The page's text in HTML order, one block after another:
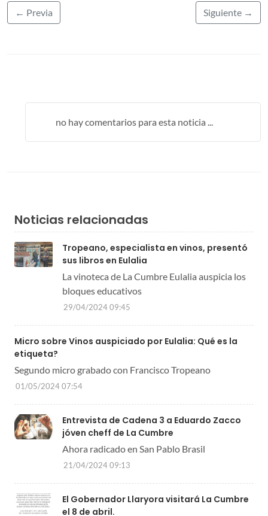
← Previa Siguiente →
no hay comentarios para esta noticia ...
Noticias relacionadas
Tropeano, especialista en vinos, presentó
sus libros en Eulalia
La vinoteca de La Cumbre Eulalia auspicia los
bloques educativos
29/04/2024 09:45
Micro sobre Vinos auspiciado por Eulalia: Qué es la
etiqueta?
Segundo micro grabado con Francisco Tropeano
01/05/2024 07:54
Entrevista de Cadena 3 a Eduardo Zacco
jóven cheff de La Cumbre
Ahora radicado en San Pablo Brasil
21/04/2024 09:13
El Gobernador Llaryora visitará La Cumbre
el 8 de abril.